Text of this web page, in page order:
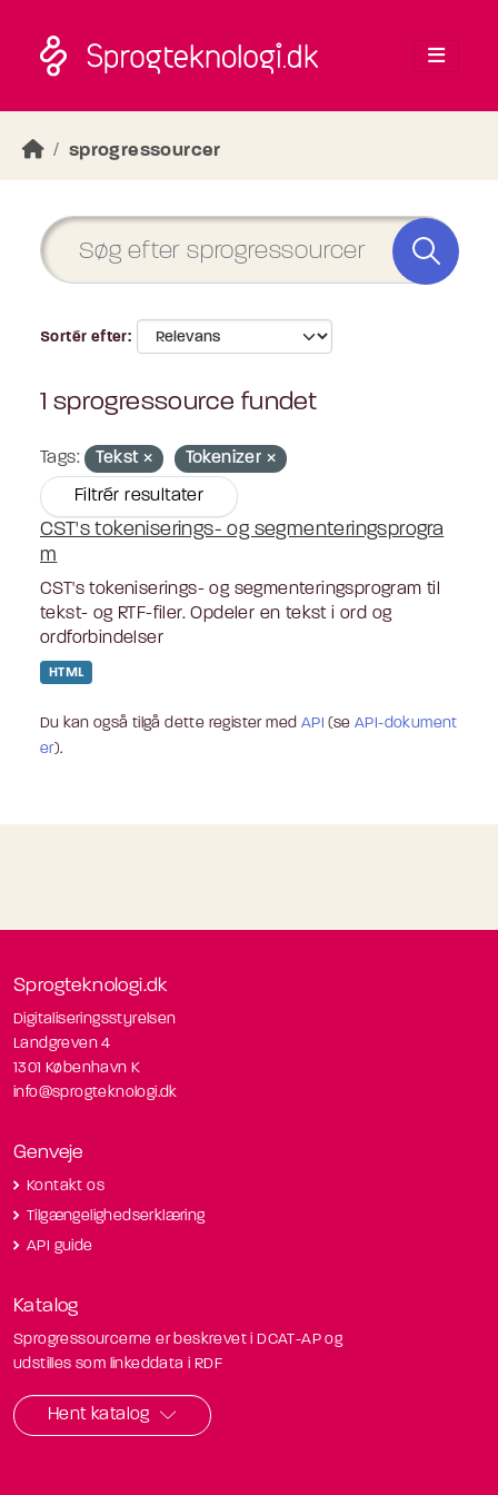
sprogressourcer
Sortér efter
1 sprogressource fundet
Tags: Tekst Tokenizer
Filtrér resultater
CST's tokeniserings- og segmenteringsprogra
m
CST's tokeniserings- og segmenteringsprogram til
tekst- og RTF-filer. Opdeler en tekst i ord og
ordforbindelser
HTML
Du kan også tilgå dette register med API (seAPI-dokument
er).
Sprogteknologi.dk
Digitaliseringsstyrelsen
Landgreven 4
1301 København K
info@sprogteknologi.dk
Genveje
Kontakt os
Tilgængelighedserklæring
API guide
Katalog
Sprogressourcerne er beskrevet i DCAT-AP og
udstilles som linkeddata i RDF
Hent katalog